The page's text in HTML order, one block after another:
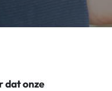
dat onze